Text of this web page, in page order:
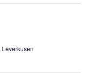
Leverkusen